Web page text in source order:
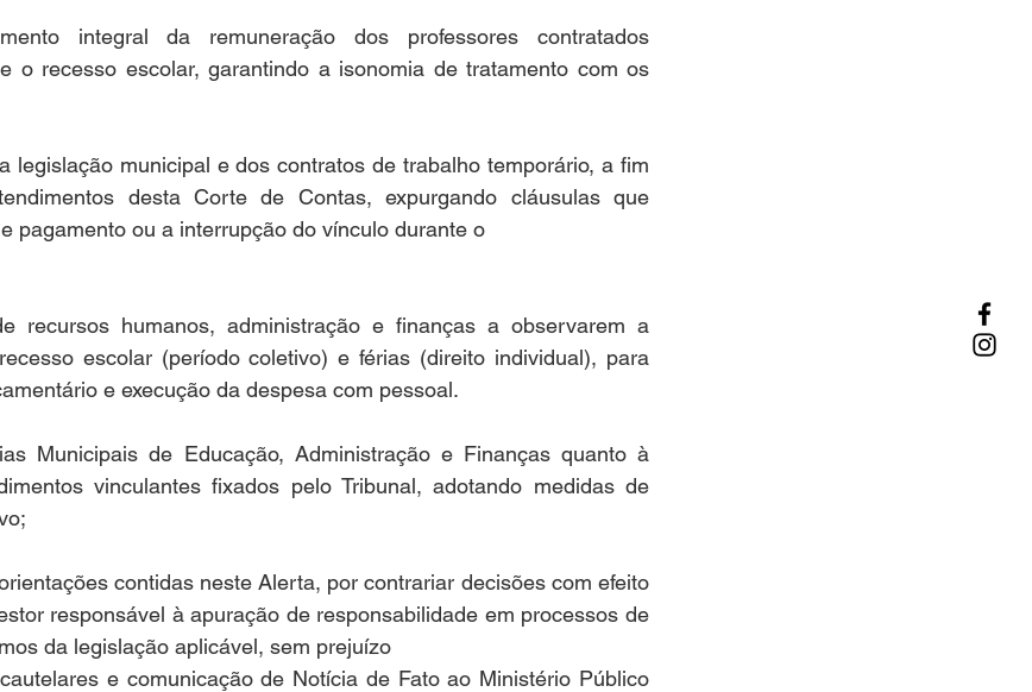
integral da remuneração dos professores contratados
o recesso escolar, garantindo a isonomia de tratamento com os
legislação municipal e dos contratos de trabalho temporário, a fim
desta Corte de Contas, expurgando cláusulas que
pagamento ou a interrupção do vínculo durante o
recursos humanos, administração e finanças a observarem a
escolar (período coletivo) e férias (direito individual), para
e execução da despesa com pessoal.
Municipais de Educação, Administração e Finanças quanto à
vinculantes fixados pelo Tribunal, adotando medidas de
contidas neste Alerta, por contrariar decisões com efeito
responsável à apuração de responsabilidade em processos de
da legislação aplicável, sem prejuízo
e comunicação de Notícia de Fato ao Ministério Público